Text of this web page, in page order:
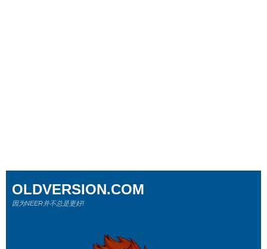
OLDVERSION.COM
因为NEER并不总是更好!